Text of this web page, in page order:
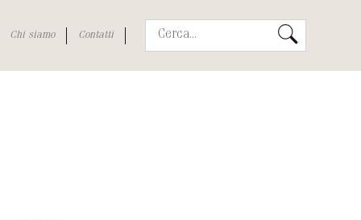
Chi siamo Contatti